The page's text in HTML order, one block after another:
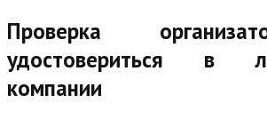
Проверка
удостовериться в
компании